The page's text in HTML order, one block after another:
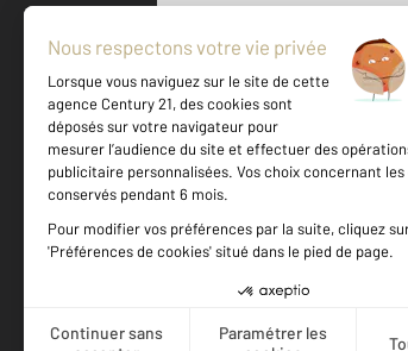
500 m ©Mappy
Votre agence est notée
Achat
Location